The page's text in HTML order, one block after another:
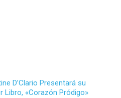
D’Clario Presentará su
Libro, «Corazón Pródigo»